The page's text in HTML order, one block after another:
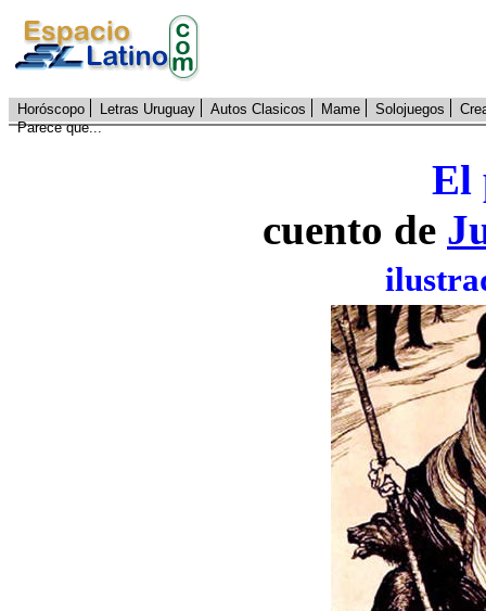
Horóscopo Letras Uruguay Autos Clasicos Mame Solojuegos
Parece que...
El
cuento de